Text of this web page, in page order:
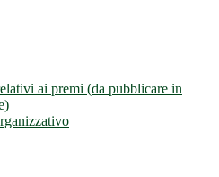
ai premi (da pubblicare in